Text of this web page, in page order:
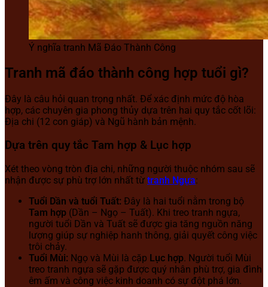
Ý nghĩa tranh Mã Đáo Thành Công
Tranh mã đáo thành công hợp tuổi gì?
Đây là câu hỏi quan trọng nhất. Để xác định mức độ hòa
hợp, các chuyên gia phong thủy dựa trên hai quy tắc cốt lõi:
Địa chi (12 con giáp) và Ngũ hành bản mệnh.
Dựa trên quy tắc Tam hợp & Lục hợp
Xét theo vòng tròn địa chi, những người thuộc nhóm sau sẽ
nhận được sự phù trợ lớn nhất từ tranh Ngựa:
Tuổi Dần và tuổi Tuất: Đây là hai tuổi nằm trong bộ
Tam hợp (Dần – Ngọ – Tuất). Khi treo tranh ngựa,
người tuổi Dần và Tuất sẽ được gia tăng nguồn năng
lượng giúp sự nghiệp hanh thông, giải quyết công việc
trôi chảy.
Tuổi Mùi: Ngọ và Mùi là cặp Lục hợp. Người tuổi Mùi
treo tranh ngựa sẽ gặp được quý nhân phù trợ, gia đình
êm ấm và công việc kinh doanh có sự đột phá lớn.